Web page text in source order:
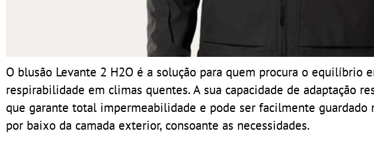
O blusão Levante 2 H2O é a solução para quem procura o equilíbrio
respirabilidade em climas quentes. A sua capacidade de adaptação
que garante total impermeabilidade e pode ser facilmente guardado
por baixo da camada exterior, consoante as necessidades.